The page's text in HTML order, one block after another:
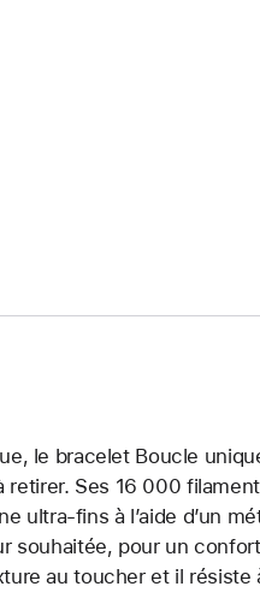
le bracelet Boucle
retirer. Ses 16 000
ultra-fins à l’aide d’un
souhaitée, pour un
au toucher et il résiste